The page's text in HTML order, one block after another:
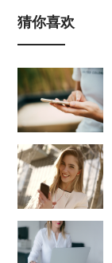
猜你喜欢